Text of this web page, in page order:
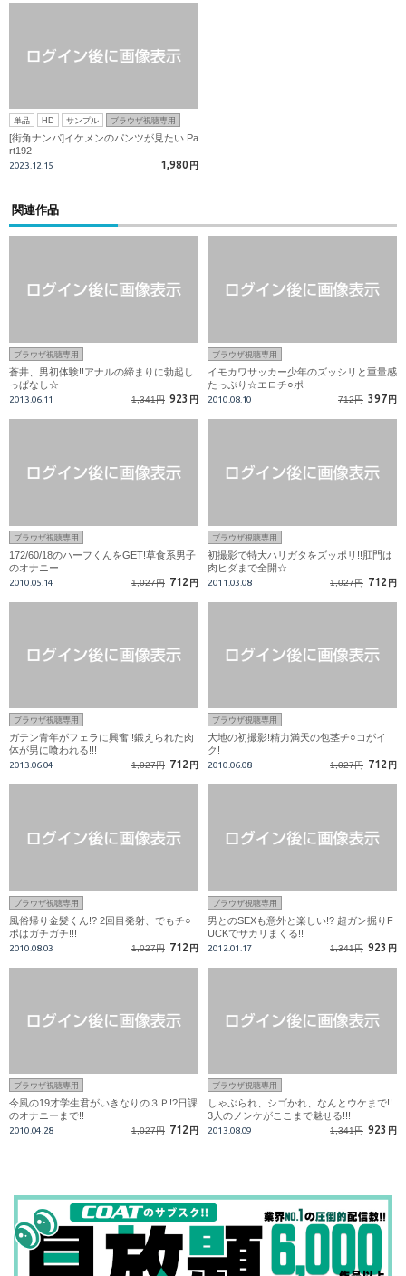
単品 HD サンプル ブラウザ視聴専用
[街角ナンパ]イケメンのパンツが見たい Pa
rt192
2023.12.15 1,980 円
関連作品
ブラウザ視聴専用
蒼井、男初体験!!アナルの締まりに勃起し
っぱなし☆
2013.06.11 1,341円 923 円
ブラウザ視聴専用
イモカワサッカー少年のズッシリと重量感
たっぷり☆エロチ○ポ
2010.08.10 712円 397 円
ブラウザ視聴専用
172/60/18のハーフくんをGET!草食系男子
のオナニー
2010.05.14 1,027円 712 円
ブラウザ視聴専用
初撮影で特大ハリガタをズッポリ!!肛門は
肉ヒダまで全開☆
2011.03.08 1,027円 712 円
ブラウザ視聴専用
ガテン青年がフェラに興奮!!鍛えられた肉
体が男に喰われる!!!
2013.06.04 1,027円 712 円
ブラウザ視聴専用
大地の初撮影!精力満天の包茎チ○コがイ
ク!
2010.06.08 1,027円 712 円
ブラウザ視聴専用
風俗帰り金髪くん!? 2回目発射、でもチ○
ポはガチガチ!!!
2010.08.03 1,027円 712 円
ブラウザ視聴専用
男とのSEXも意外と楽しい!? 超ガン掘りF
UCKでサカリまくる!!
2012.01.17 1,341円 923 円
ブラウザ視聴専用
今風の19才学生君がいきなりの３Ｐ!?日課
のオナニーまで!!
2010.04.28 1,027円 712 円
ブラウザ視聴専用
しゃぶられ、シゴかれ、なんとウケまで!!
3人のノンケがここまで魅せる!!!
2013.08.09 1,341円 923 円